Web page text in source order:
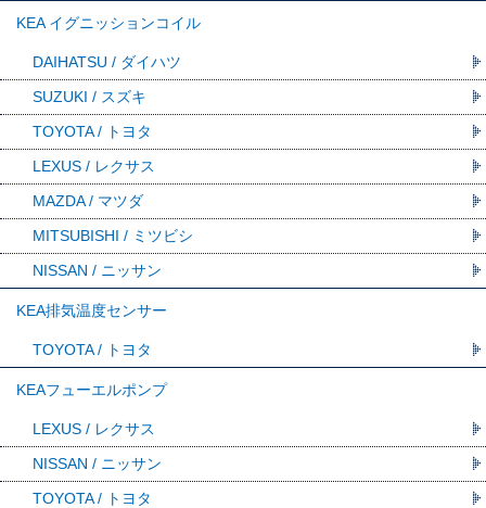
KEA イグニッションコイル
DAIHATSU / ダイハツ
SUZUKI / スズキ
TOYOTA / トヨタ
LEXUS / レクサス
MAZDA / マツダ
MITSUBISHI / ミツビシ
NISSAN / ニッサン
KEA排気温度センサー
TOYOTA / トヨタ
KEAフューエルポンプ
LEXUS / レクサス
NISSAN / ニッサン
TOYOTA / トヨタ